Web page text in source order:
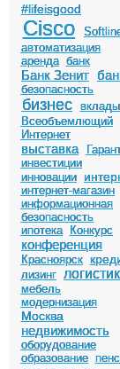
#lifeisgood
Cisco
автоматизация
аренда банк
Банк Зенит
безопасность
бизнес
вклады
Всеобъемлющий
Интернет
выставка
инвестиции
инновации
интернет-магазин
информационная
безопасность
ипотека
Конкурс
конференция
Красноярск
лизинг
мебель
модернизация
Москва
недвижимость
оборудование
образование